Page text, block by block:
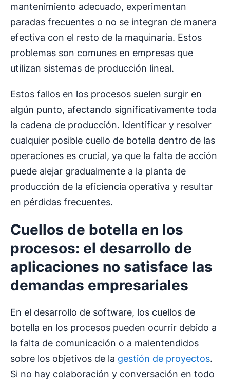
mantenimiento adecuado, experimentan
paradas frecuentes o no se integran de manera
efectiva con el resto de la maquinaria. Estos
problemas son comunes en empresas que
utilizan sistemas de producción lineal.
Estos fallos en los procesos suelen surgir en
algún punto, afectando significativamente toda
la cadena de producción. Identificar y resolver
cualquier posible cuello de botella dentro de las
operaciones es crucial, ya que la falta de acción
puede alejar gradualmente a la planta de
producción de la eficiencia operativa y resultar
en pérdidas frecuentes.
Cuellos de botella en los
procesos: el desarrollo de
aplicaciones no satisface las
demandas empresariales
En el desarrollo de software, los cuellos de
botella en los procesos pueden ocurrir debido a
la falta de comunicación o a malentendidos
sobre los objetivos de la gestión de proyectos.
Si no hay colaboración y conversación en todo